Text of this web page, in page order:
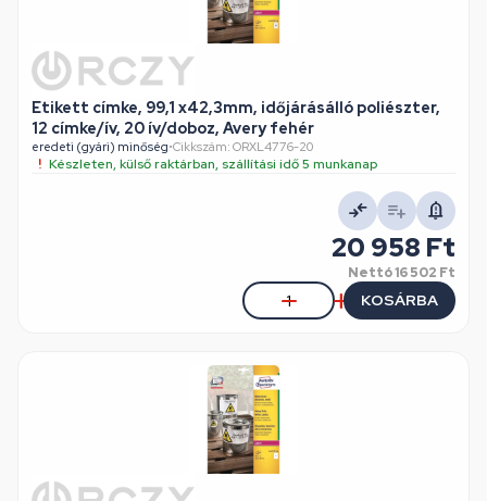
Etikett címke, 99,1 x42,3mm, időjárásálló poliészter,
12 címke/ív, 20 ív/doboz, Avery fehér
eredeti (gyári) minőség•Cikkszám: ORXL4776-20
Készleten, külső raktárban, szállítási idő 5 munkanap
20 958 Ft
Nettó16 502 Ft
KOSÁRBA